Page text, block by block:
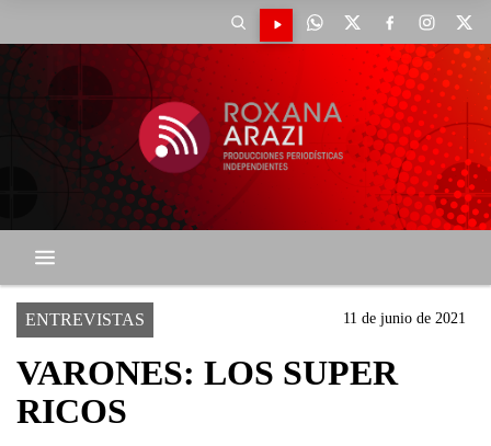
ENTREVISTAS 11 de junio de 2021
VARONES: LOS SUPER
RICOS